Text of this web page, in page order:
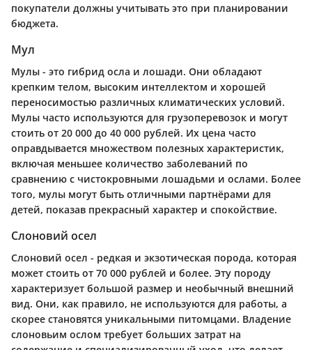
покупатели должны учитывать это при планировании
бюджета.
Мул
Мулы - это гибрид осла и лошади. Они обладают
крепким телом, высоким интеллектом и хорошей
переносимостью различных климатических условий.
Мулы часто используются для грузоперевозок и могут
стоить от 20 000 до 40 000 рублей. Их цена часто
оправдывается множеством полезных характеристик,
включая меньшее количество заболеваний по
сравнению с чистокровными лошадьми и ослами. Более
того, мулы могут быть отличными партнёрами для
детей, показав прекрасный характер и спокойствие.
Слоновий осел
Слоновий осел - редкая и экзотическая порода, которая
может стоить от 70 000 рублей и более. Эту породу
характеризует большой размер и необычный внешний
вид. Они, как правило, не используются для работы, а
скорее становятся уникальными питомцами. Владение
слоновьим ослом требует больших затрат на